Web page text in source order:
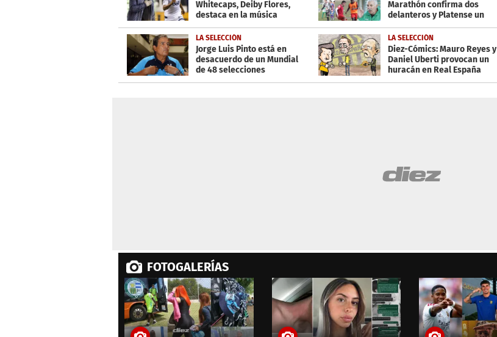
Whitecaps, Deiby Flores,
destaca en la música
Marathón confirma dos
delanteros y Platense un
Argentino
LA SELECCIÓN
Jorge Luis Pinto está en
desacuerdo de un Mundial
de 48 selecciones
LA SELECCIÓN
Diez-Cómics: Mauro Reyes y
Daniel Uberti provocan un
huracán en Real España
FOTOGALERÍAS